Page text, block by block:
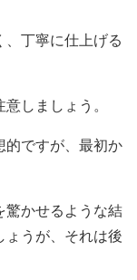
、丁寧に仕上げる
しましょう。
的ですが、最初か
驚かせるような結
ょうが、それは後